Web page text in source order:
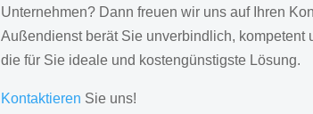
Unternehmen? Dann freuen wir uns auf Ihren
Außendienst berät Sie unverbindlich, kompetent
die für Sie ideale und kostengünstigste Lösung.
Kontaktieren Sie uns!